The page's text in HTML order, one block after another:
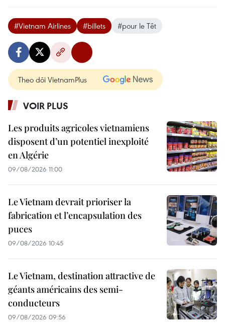
#Vietnam Airlines #billets #pour le Têt
Theo dõi VietnamPlus
VOIR PLUS
Les produits agricoles vietnamiens
disposent d’un potentiel inexploité
en Algérie
09/08/2026 11:00
Le Vietnam devrait prioriser la
fabrication et l’encapsulation des
puces
09/08/2026 10:45
Le Vietnam, destination attractive de
géants américains des semi-
conducteurs
09/08/2026 09:56